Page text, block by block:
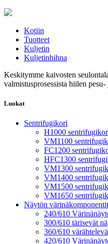
Kotiin
Tuotteet
Kuljetin
Kuljetinhihna
Keskitymme kaivosten
valmistusprosessista hiilen
Luokat
Sentrifugikori
H1000
VM1100
FC1200
HFC1300
VM1300
VM1400
VM1500
VM1650
Näytön värinäkomponentit
240/610
300/610 tärisevät
360/610
420/610